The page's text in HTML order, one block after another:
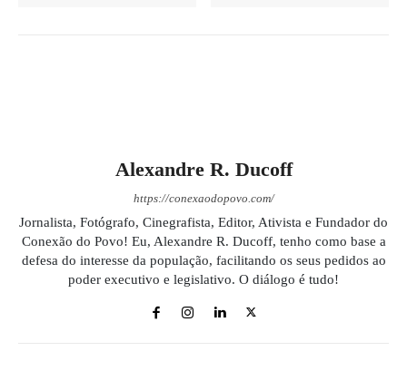
Alexandre R. Ducoff
https://conexaodopovo.com/
Jornalista, Fotógrafo, Cinegrafista, Editor, Ativista e Fundador do
Conexão do Povo! Eu, Alexandre R. Ducoff, tenho como base a
defesa do interesse da população, facilitando os seus pedidos ao
poder executivo e legislativo. O diálogo é tudo!